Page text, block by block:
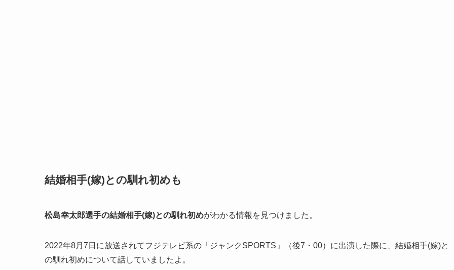
結婚相手(嫁)との馴れ初めも
松島幸太郎選手の結婚相手(嫁)との馴れ初めがわかる情報を見つけました。
2022年8月7日に放送されてフジテレビ系の「ジャンクSPORTS」（後7・00）に出演した際に、結婚相手(嫁)と
の馴れ初めについて話していましたよ。